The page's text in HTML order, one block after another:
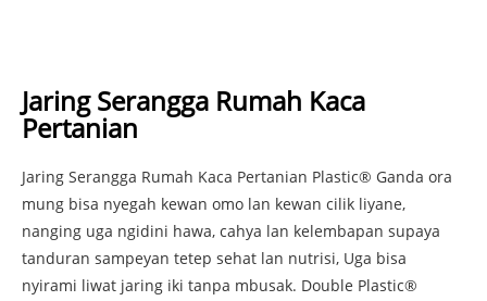
Jaring Serangga Rumah Kaca
Pertanian
Jaring Serangga Rumah Kaca Pertanian Plastic® Ganda ora
mung bisa nyegah kewan omo lan kewan cilik liyane,
nanging uga ngidini hawa, cahya lan kelembapan supaya
tanduran sampeyan tetep sehat lan nutrisi, Uga bisa
nyirami liwat jaring iki tanpa mbusak. Double Plastic®